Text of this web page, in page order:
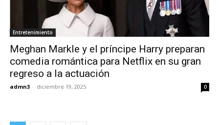
Entretenimiento
Meghan Markle y el príncipe Harry preparan
comedia romántica para Netflix en su gran
regreso a la actuación
admn3 - diciembre 19, 2025 0